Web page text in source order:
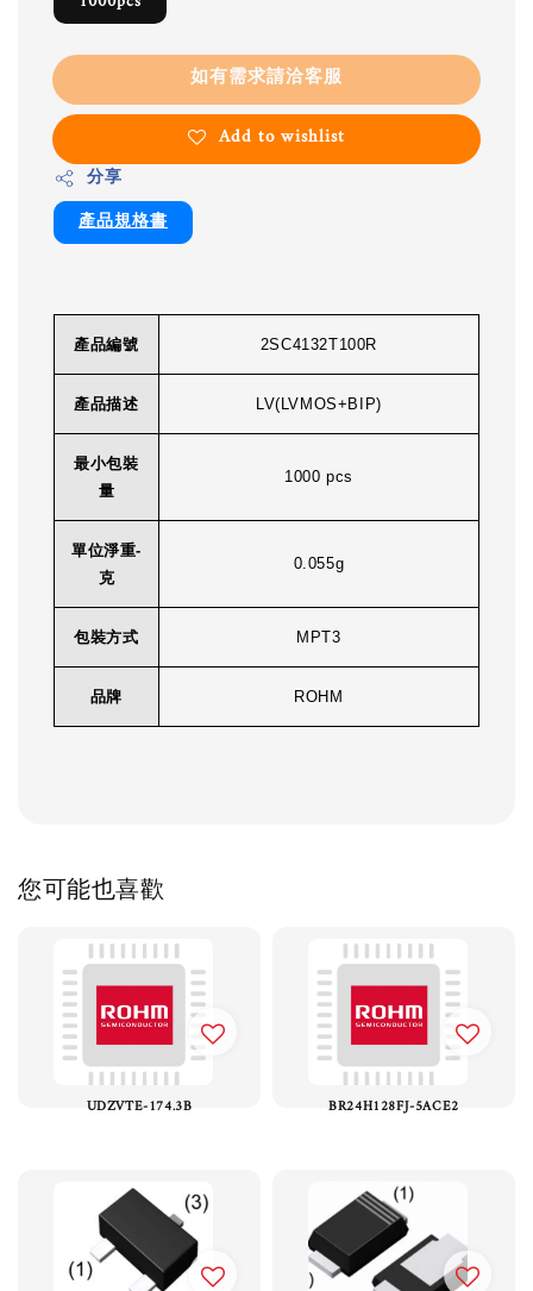
如有需求請洽客服
Add to wishlist
分享
產品規格書
產品編號 2SC4132T100R
產品描述 LV(LVMOS+BIP)
最小包裝
量
1000 pcs
單位淨重-
克
0.055g
包裝方式 MPT3
品牌 ROHM
您可能也喜歡
UDZVTE-174.3B BR24H128FJ-5ACE2